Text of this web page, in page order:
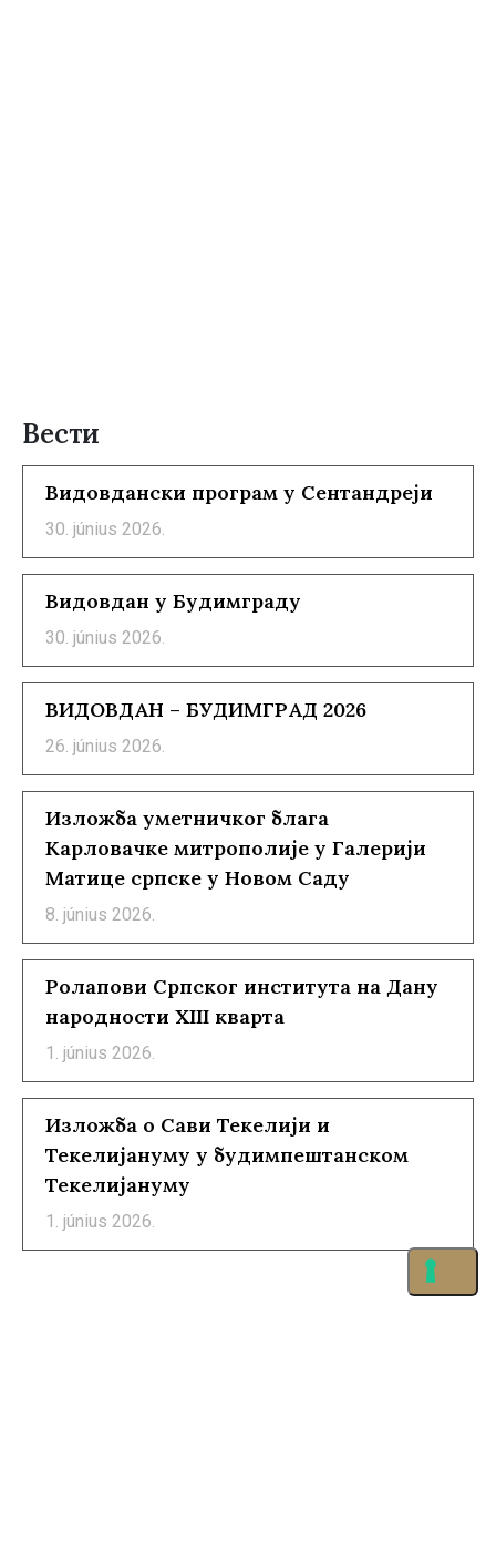
Вести
Видовдански програм у Сентандреји
30. június 2026.
Видовдан у Будимграду
30. június 2026.
ВИДОВДАН – БУДИМГРАД 2026
26. június 2026.
Изложба уметничког блага
Карловачке митрополије у Галерији
Матице српске у Новом Саду
8. június 2026.
Ролапови Српског института на Дану
народности XIII кварта
1. június 2026.
Изложба о Сави Текелији и
Текелијануму у будимпештанском
Текелијануму
1. június 2026.